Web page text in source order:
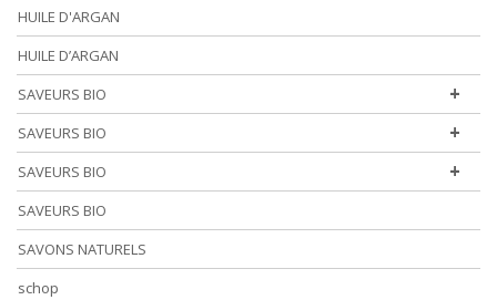
HUILE D'ARGAN
HUILE D’ARGAN
+
SAVEURS BIO
+
SAVEURS BIO
+
SAVEURS BIO
SAVEURS BIO
SAVONS NATURELS
schop